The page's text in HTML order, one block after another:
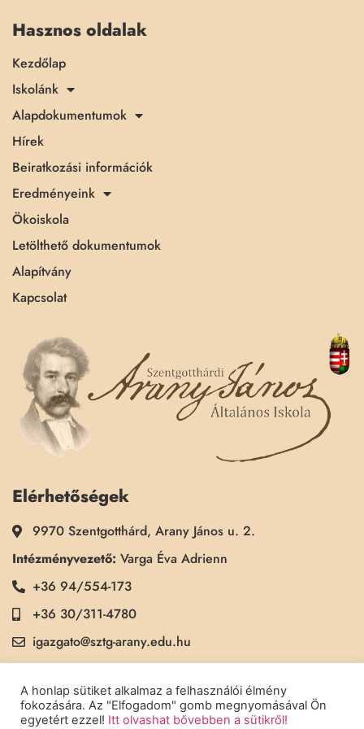
Hasznos oldalak
Kezdőlap
Iskolánk
Alapdokumentumok
Hírek
Beiratkozási információk
Eredményeink
Ökoiskola
Letölthető dokumentumok
Alapítvány
Kapcsolat
Elérhetőségek
9970 Szentgotthárd, Arany János u. 2.
Intézményvezető: Varga Éva Adrienn
+36 94/554-173
+36 30/311-4780
igazgato@sztg-arany.edu.hu
Titkárság:Kimmel Kinga
+36 30/311-5790
titkarsag@sztg-arany.edu.hu
A honlap sütiket alkalmaz a felhasználói élmény
fokozására. Az "Elfogadom" gomb megnyomásával Ön
egyetért ezzel! Itt olvashat bővebben a sütikről!